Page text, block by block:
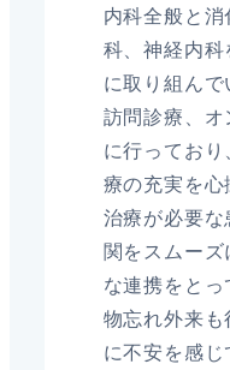
内科全般と
科、神経内
に取り組んで
訪問診療、
に行ってお
療の充実を
治療が必要
関をスムー
な連携をとっ
物忘れ外来
に不安を感